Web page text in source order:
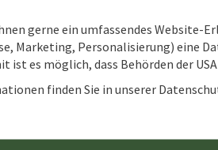
gerne ein umfassendes Website-
Marketing, Personalisierung) eine
ist es möglich, dass Behörden der
finden Sie in unserer